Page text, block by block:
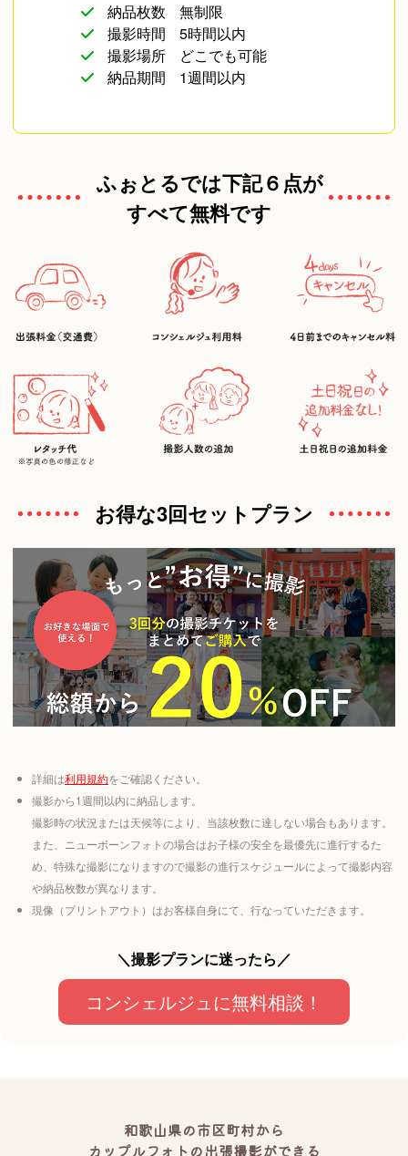
納品枚数
無制限
撮影時間
5時間以内
撮影場所
どこでも可能
納品期間
1週間以内
ふぉとるでは下記６点が
すべて無料です
お得な3回セットプラン
詳細は利用規約をご確認ください。
撮影から1週間以内に納品します。
撮影時の状況または天候等により、当該枚数に達しない場合もあります。
また、ニューボーンフォトの場合はお子様の安全を最優先に進行するた
め、特殊な撮影になりますので撮影の進行スケジュールによって撮影内容
や納品枚数が異なります。
現像（プリントアウト）はお客様自身にて、行なっていただきます。
＼撮影プランに迷ったら／
コンシェルジュに無料相談！
和歌山県の市区町村から
カップルフォトの出張撮影ができる